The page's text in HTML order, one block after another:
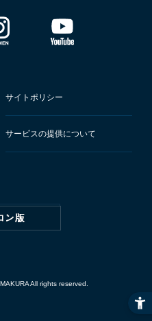
サイトポリシー
サービスの提供について
All rights reserved.